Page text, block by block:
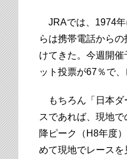
JRAでは、1974年
らは携帯電話から
けてきた。今週開
ット投票が67％で
もちろん「日本ダ
スであれば、現地
降ピーク（H8年度
めて現地でレース